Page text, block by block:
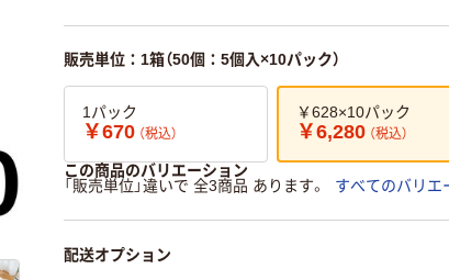
販売単位：1箱（50個：5個入×10パック）
1パック
￥670 （税込）
￥628×10パック
￥6,280 （税込）
この商品のバリエーション
「販売単位」違いで 全3商品 あります。
すべてのバリエ
配送オプション